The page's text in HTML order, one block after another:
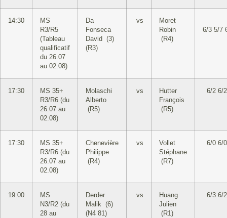
14:30
MS
R3/R5
(Tableau
qualificatif
du 26.07
au 02.08)
Da
Fonseca
David (3)
(R3)
vs
Moret
Robin
(R4)
6/3 5/7
17:30
MS 35+
R3/R6 (du
26.07 au
02.08)
Molaschi
Alberto
(R5)
vs
Hutter
François
(R5)
6/2 6/2
17:30
MS 35+
R3/R6 (du
26.07 au
02.08)
Chenevière
Philippe
(R4)
vs
Vollet
Stéphane
(R7)
6/0 6/0
19:00
MS
N3/R2 (du
28 au
Derder
Malik (6)
(N4 81)
vs
Huang
Julien
(R1)
6/3 6/2